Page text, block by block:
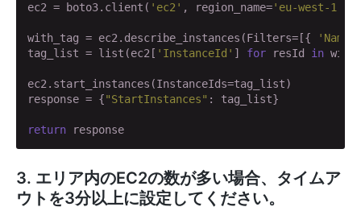
ec2 = boto3.client( 'ec2' , region_name='eu-west-1'
with_tag = ec2.describe_instances(Filters=[{ 'Name'
tag_list = list(ec2[ 'InstanceId' ] for resId in
ec2.start_instances(InstanceIds=tag_list)
response = {"StartInstances" : tag_list}
return response
3. エリア内のEC2の数が多い場合、タイムア
ウトを3分以上に設定してください。